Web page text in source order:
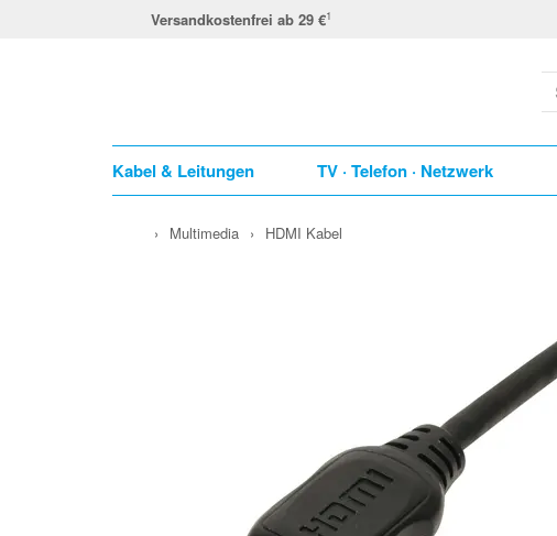
Versandkostenfrei ab 29 €1
Kabel & Leitungen TV · Telefon · Netzwerk
› Multimedia › HDMI Kabel